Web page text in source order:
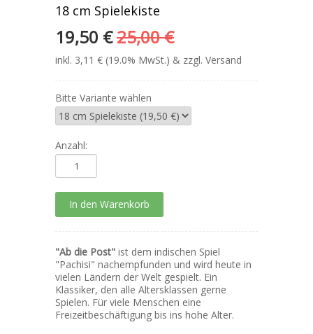
18 cm Spielekiste
19,50 €25,00 €
inkl. 3,11 € (19.0% MwSt.) & zzgl. Versand
Bitte Variante wählen
Anzahl:
"Ab die Post" ist dem indischen Spiel
"Pachisi" nachempfunden und wird heute in
vielen Ländern der Welt gespielt. Ein
Klassiker, den alle Altersklassen gerne
Spielen. Für viele Menschen eine
Freizeitbeschäftigung bis ins hohe Alter.